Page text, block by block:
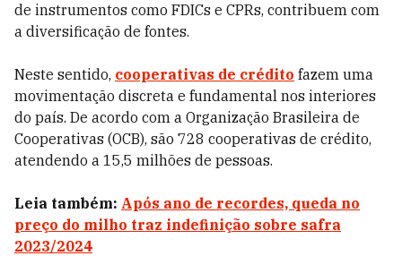
de instrumentos como FDICs e CPRs, contribuem com
a diversificação de fontes.
Neste sentido, cooperativas de crédito fazem uma
movimentação discreta e fundamental nos interiores
do país. De acordo com a Organização Brasileira de
Cooperativas (OCB), são 728 cooperativas de crédito,
atendendo a 15,5 milhões de pessoas.
Leia também: Após ano de recordes, queda no
preço do milho traz indefinição sobre safra
2023/2024